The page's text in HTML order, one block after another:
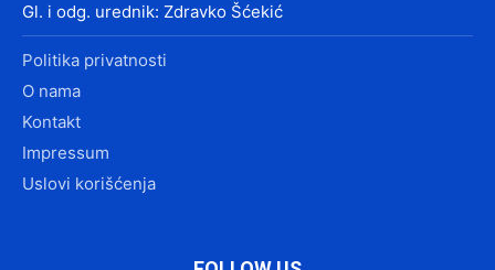
Gl. i odg. urednik: Zdravko Šćekić
Politika privatnosti
O nama
Kontakt
Impressum
Uslovi korišćenja